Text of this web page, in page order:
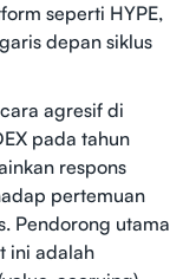
seperti HYPE,
depan siklus
agresif di
pada tahun
respons
pertemuan
Pendorong utama
ini adalah